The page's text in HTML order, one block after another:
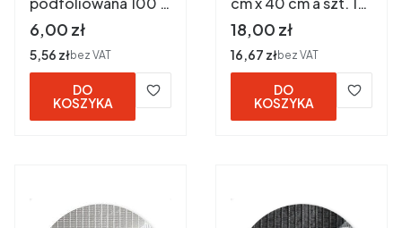
120 niebieska
Cena
6,00 zł
Cena
5,56 złbez VAT
DO
KOSZYKA
białe
Cena
18,00 zł
Cena
16,67 złbez VAT
DO
KOSZYKA